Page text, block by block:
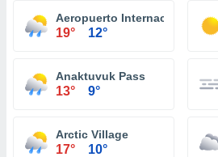
Aeropuerto Internacional
19° 12°
Anaktuvuk Pass
13° 9°
Arctic Village
17° 10°